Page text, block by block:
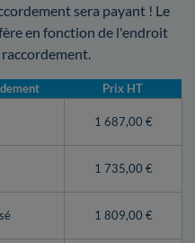
sera payant ! Le
en fonction de l'endroit
Prix HT
1 687,00 €
1 735,00 €
1 809,00 €